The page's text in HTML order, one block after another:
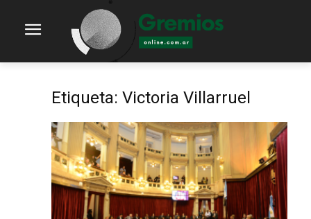
Etiqueta: Victoria Villarruel